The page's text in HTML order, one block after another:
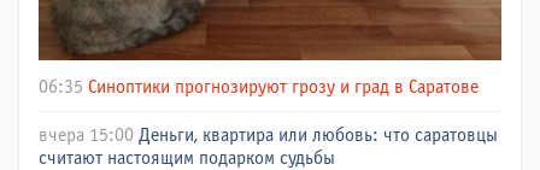
06:35 Синоптики прогнозируют грозу и град в Саратове
вчера 15:00 Деньги, квартира или любовь: что саратовцы
считают настоящим подарком судьбы